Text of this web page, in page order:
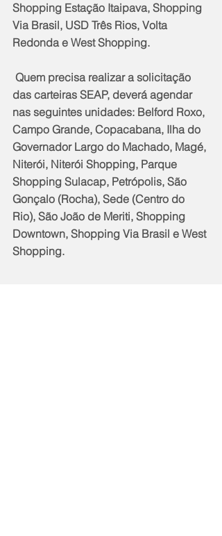
Shopping Estação Itaipava, Shopping
Via Brasil, USD Três Rios, Volta
Redonda e West Shopping.
das carteiras SEAP, deverá agendar
nas seguintes unidades: Belford Roxo,
Campo Grande, Copacabana, Ilha do
Governador Largo do Machado, Magé,
Niterói, Niterói Shopping, Parque
Shopping Sulacap, Petrópolis, São
Gonçalo (Rocha), Sede (Centro do
Rio), São João de Meriti, Shopping
Downtown, Shopping Via Brasil e West
Shopping.